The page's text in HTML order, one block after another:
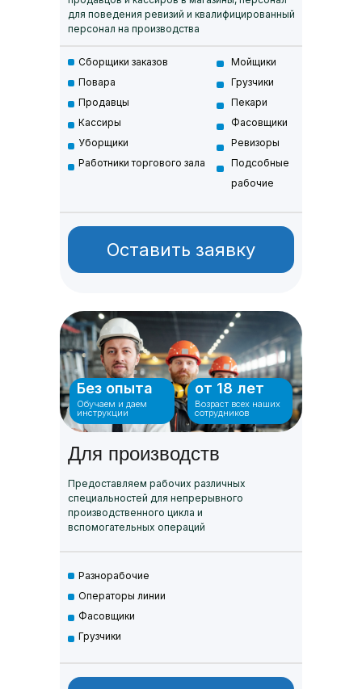
Оставить заявку
для поведения ревизий и квалифицированный
персонал на производства
Сборщики заказов
Повара
Продавцы
Кассиры
Уборщики
Работники торгового зала
Мойщики
Грузчики
Пекари
Фасовщики
Ревизоры
Подсобные
рабочие
Разнорабочие
Операторы линии
Фасовщики
Грузчики
Для производств
Предоставляем рабочих различных
специальностей для непрерывного
производственного цикла и
вспомогательных операций
от 18 лет
Возраст всех наших
сотрудников
Без опыта
Обучаем и даем
инструкции